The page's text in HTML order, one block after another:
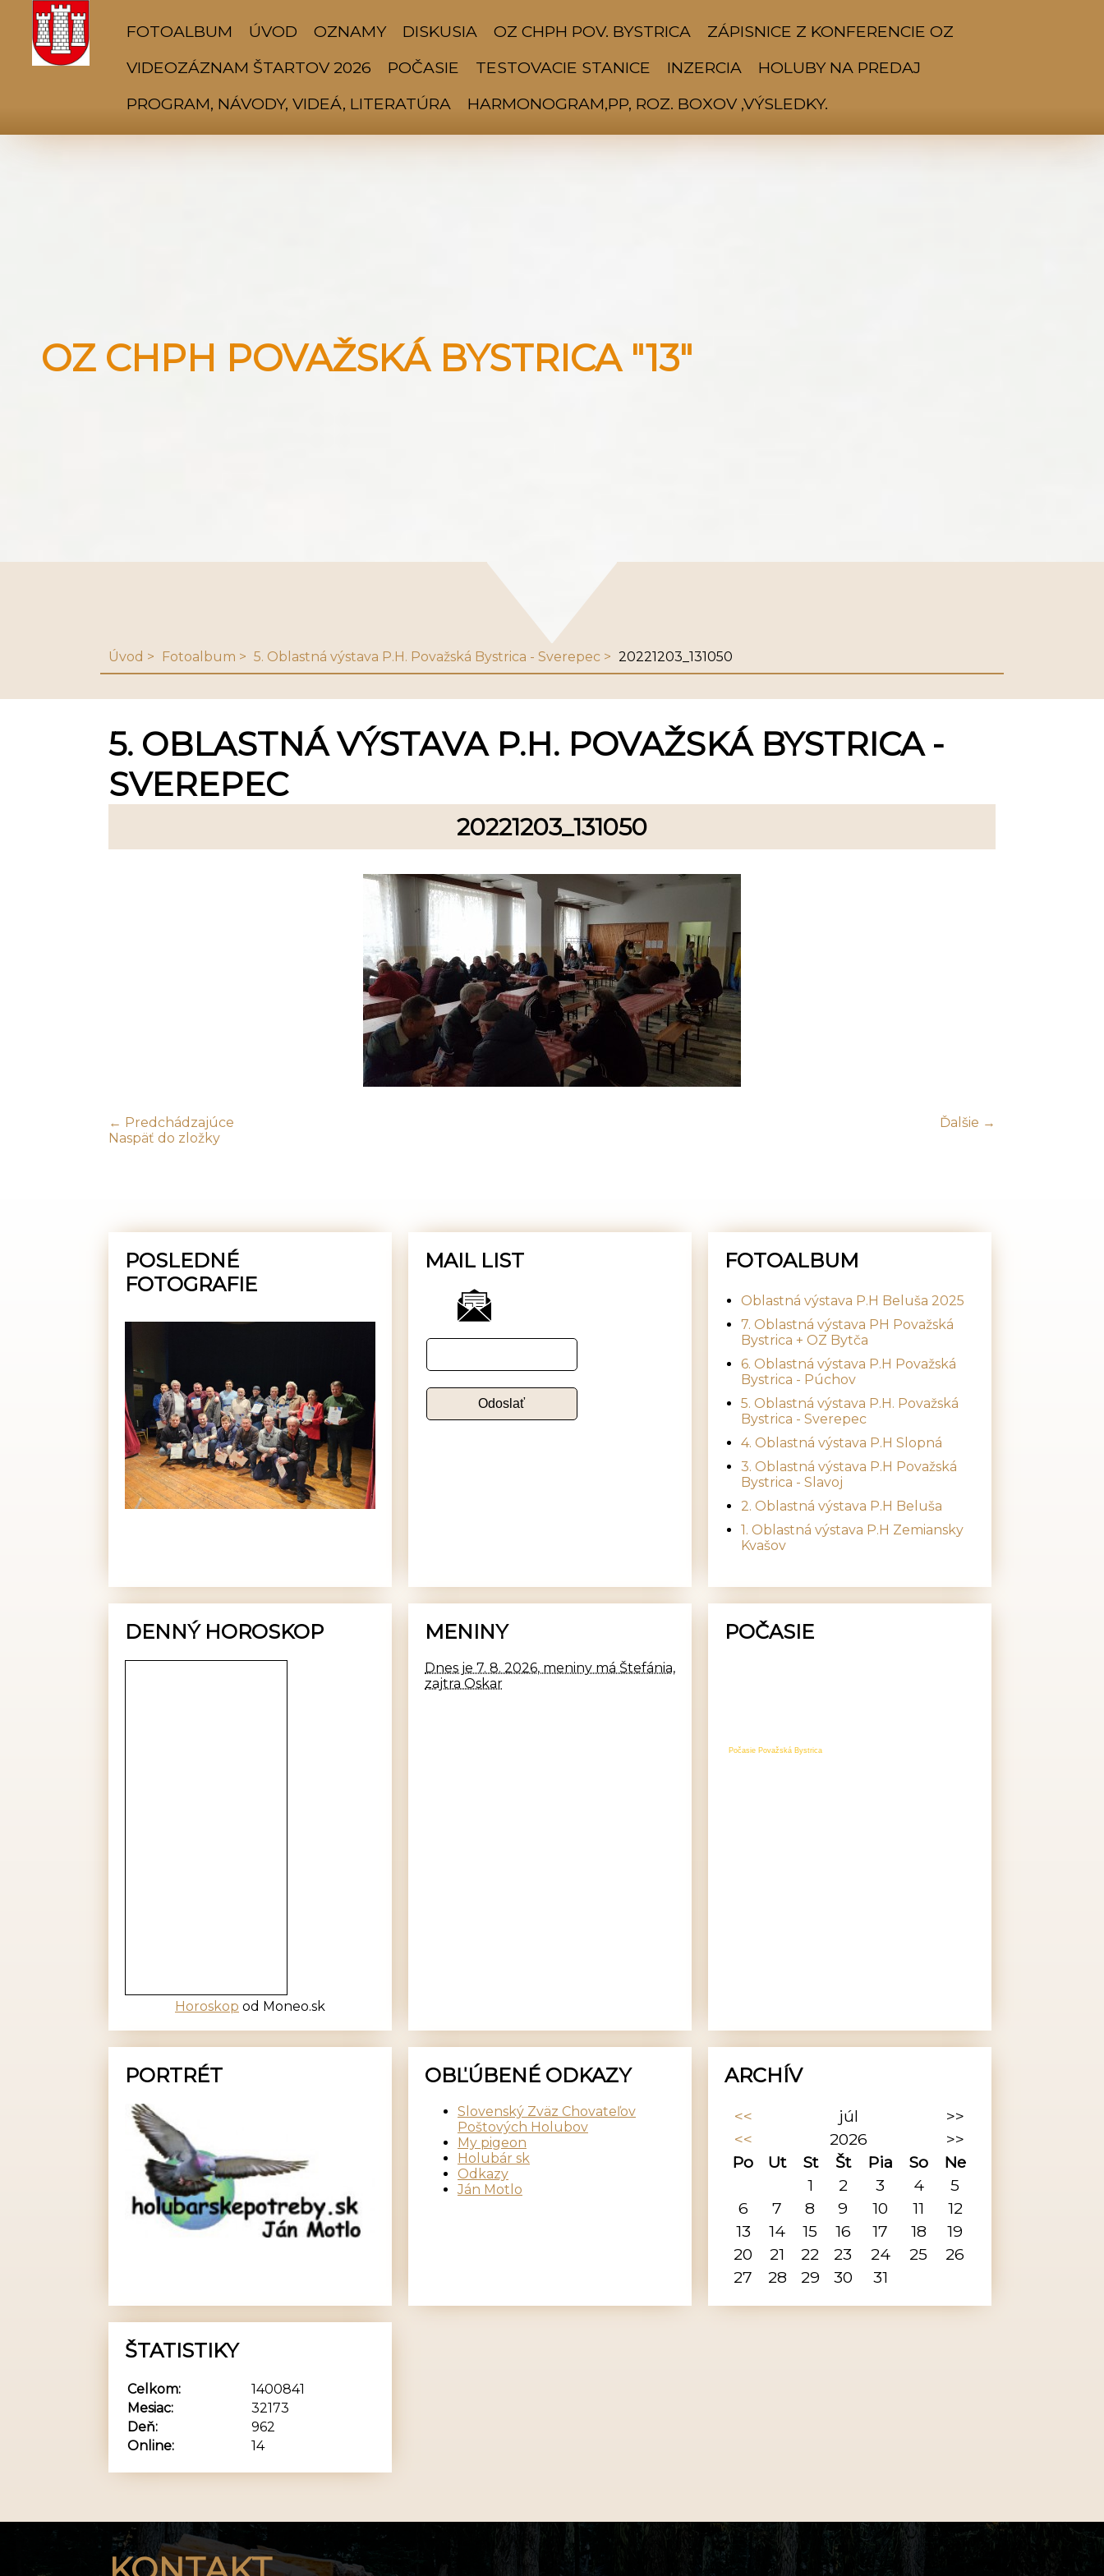
FOTOALBUM ÚVOD OZNAMY DISKUSIA OZ CHPH POV. BYSTRICA
ZÁPISNICE Z KONFERENCIE OZ
VIDEOZÁZNAM ŠTARTOV 2026
POČASIE TESTOVACIE STANICE INZERCIA
HOLUBY NA PREDAJ
PROGRAM, NÁVODY, VIDEÁ, LITERATÚRA
HARMONOGRAM,PP, ROZ. BOXOV ,VÝSLEDKY.
OZ CHPH POVAŽSKÁ BYSTRICA "13"
Úvod Fotoalbum 5. Oblastná výstava P.H. Považská Bystrica - Sverepec 20221203_131050
5. OBLASTNÁ VÝSTAVA P.H. POVAŽSKÁ BYSTRICA -
SVEREPEC
20221203_131050
← Predchádzajúce
Ďalšie →
Naspäť do zložky
POSLEDNÉ
FOTOGRAFIE
MAIL LIST FOTOALBUM
Oblastná výstava P.H Beluša 2025
7. Oblastná výstava PH Považská
Bystrica + OZ Bytča
6. Oblastná výstava P.H Považská
Bystrica - Púchov
5. Oblastná výstava P.H. Považská
Bystrica - Sverepec
4. Oblastná výstava P.H Slopná
3. Oblastná výstava P.H Považská
Bystrica - Slavoj
2. Oblastná výstava P.H Beluša
1. Oblastná výstava P.H Zemiansky
Kvašov
DENNÝ HOROSKOP
Horoskop od Moneo.sk
MENINY
Dnes je 7. 8. 2026, meniny má Štefánia,
zajtra Oskar
POČASIE
Počasie Považská Bystrica
PORTRÉT OBĽÚBENÉ ODKAZY
Slovenský Zväz Chovateľov
Poštových Holubov
My pigeon
Holubár sk
Odkazy
Ján Motlo
ARCHÍV
<< júl
>>
<<
2026
>>
Po
Ut St Št Pia So
Ne
1
2 3 4
5
6
7 8 9 10 11
12
13
14 15 16 17 18
19
20
21 22 23 24 25
26
27
28 29 30 31
ŠTATISTIKY
Online: 14
Celkom:
1400841
Mesiac:
32173
Deň:
962